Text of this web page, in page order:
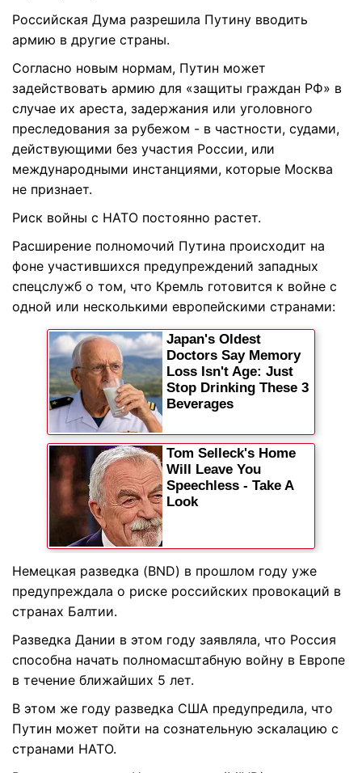
Российская Дума разрешила Путину вводить
армию в другие страны.
Согласно новым нормам, Путин может
задействовать армию для «защиты граждан РФ» в
случае их ареста, задержания или уголовного
преследования за рубежом - в частности, судами,
действующими без участия России, или
международными инстанциями, которые Москва
не признает.
Риск войны с НАТО постоянно растет.
Расширение полномочий Путина происходит на
фоне участившихся предупреждений западных
спецслужб о том, что Кремль готовится к войне с
одной или несколькими европейскими странами:
Немецкая разведка (BND) в прошлом году уже
предупреждала о риске российских провокаций в
странах Балтии.
Разведка Дании в этом году заявляла, что Россия
способна начать полномасштабную войну в Европе
в течение ближайших 5 лет.
В этом же году разведка США предупредила, что
Путин может пойти на сознательную эскалацию с
странами НАТО.